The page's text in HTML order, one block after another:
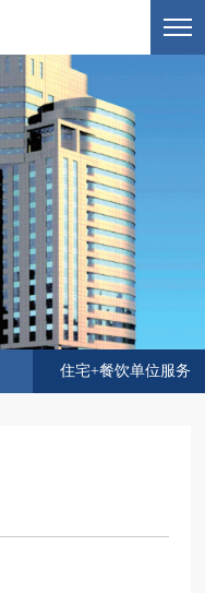
住宅+餐饮单位服务